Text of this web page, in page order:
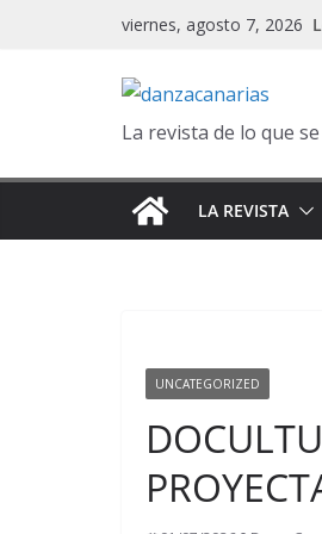
viernes, agosto 7, 2026
La revista de lo que
LA REVISTA
UNCATEGORIZED